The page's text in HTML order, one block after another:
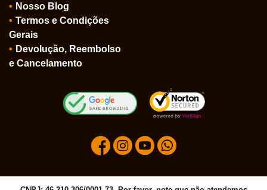
Nosso Blog
Termos e Condições
Gerais
Devolução, Reembolso
e Cancelamento